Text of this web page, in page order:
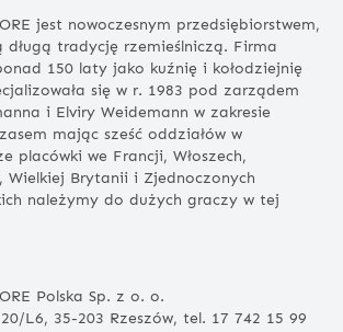
jest nowoczesnym przedsiębiorstwem,
tradycję rzemieślniczą. Firma
150 laty jako kuźnię i kołodziejnię
się w r. 1983 pod zarządem
i Elviry Weidemann w zakresie
mając sześć oddziałów w
placówki we Francji, Włoszech,
Wielkiej Brytanii i Zjednoczonych
należymy do dużych graczy w tej
Polska Sp. z o. o.
L6, 35-203 Rzeszów, tel. 17 742 15 99